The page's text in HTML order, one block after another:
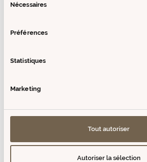
duNécessaires
Préférences
Statistiques
Marketing
Tout autoriser
Autoriser la sélection
LIVRAISON
Aller
Aller
au
Aller
au